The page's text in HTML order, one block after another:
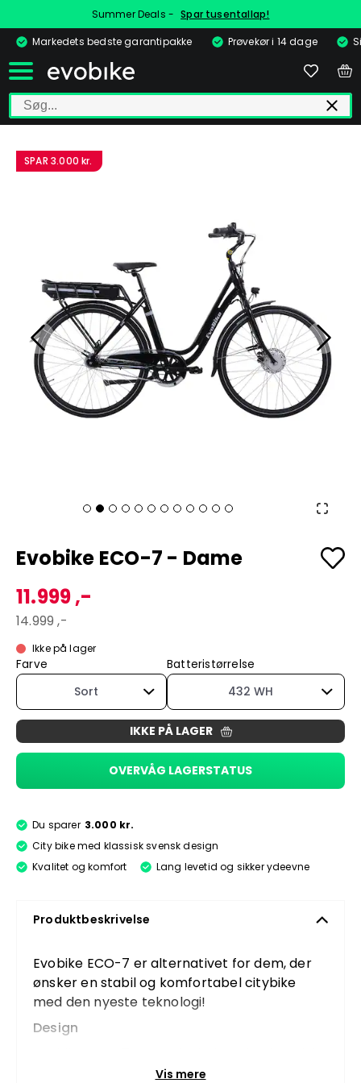
Summer Deals - Spar tusentallap!
Markedets bedste garantipakke
Prøvekør i 14 dage
SPAR 3.000 kr.
Evobike ECO-7 - Dame
11.999 ,-
14.999 ,-
Ikke på lager
Farve
Sort
Batteristørrelse
432 WH
IKKE PÅ LAGER
OVERVÅG LAGERSTATUS
Du sparer 3.000 kr.
City bike med klassisk svensk design
Kvalitet og komfort
Lang levetid og sikker ydeevne
Produktbeskrivelse
Evobike ECO-7 er alternativet for dem, der
ønsker en stabil og komfortabel citybike
med den nyeste teknologi!
Design
svensk design. Modellen har fremragende
Vis mere